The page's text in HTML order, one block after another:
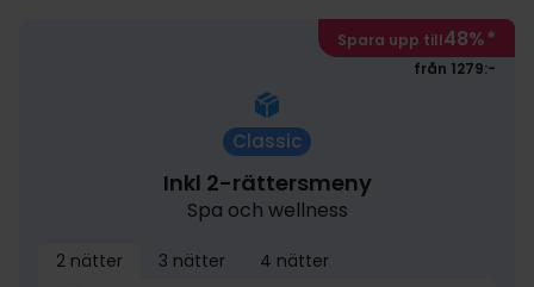
Spara upp till48%*
från 1279:-
Classic
Inkl 2-rättersmeny
Spa och wellness
2 nätter 3 nätter 4 nätter